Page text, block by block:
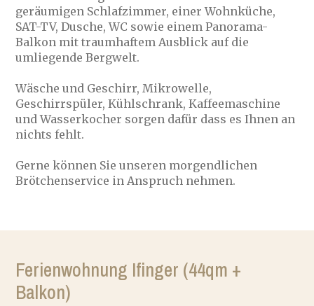
geräumigen Schlafzimmer, einer Wohnküche,
SAT-TV, Dusche, WC sowie einem Panorama-
Balkon mit traumhaftem Ausblick auf die
umliegende Bergwelt.
Wäsche und Geschirr, Mikrowelle,
Geschirrspüler, Kühlschrank, Kaffeemaschine
und Wasserkocher sorgen dafür dass es Ihnen an
nichts fehlt.
Gerne können Sie unseren morgendlichen
Brötchenservice in Anspruch nehmen.
Ferienwohnung Ifinger (44qm +
Balkon)